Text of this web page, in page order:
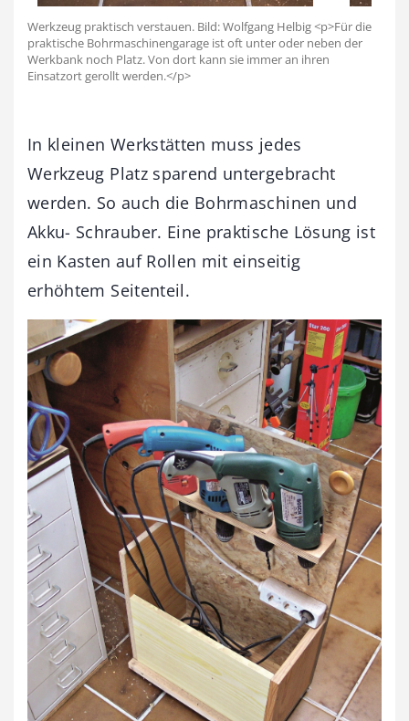
Werkzeug praktisch verstauen. Bild: Wolfgang Helbig <p>Für die
praktische Bohrmaschinengarage ist oft unter oder neben der
Werkbank noch Platz. Von dort kann sie immer an ihren
Einsatzort gerollt werden.</p>
In kleinen Werkstätten muss jedes
Werkzeug Platz sparend untergebracht
werden. So auch die Bohrmaschinen und
Akku- Schrauber. Eine praktische Lösung ist
ein Kasten auf Rollen mit einseitig
erhöhtem Seitenteil.